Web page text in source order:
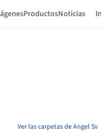
ProductosNoticias
Ver las carpetas de Angel Sv